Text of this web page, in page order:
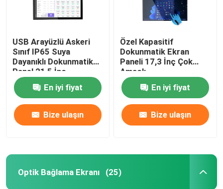
USB Arayüzlü Askeri
Sınıf IP65 Suya
Dayanıklı Dokunmatik
Panel 21,5 İnç
En iyi fiyat
Bize ulaşın
Özel Kapasitif
Dokunmatik Ekran
Paneli 17,3 İnç Çok
Amaçlı
En iyi fiyat
Bize ulaşın
Optik Bağlama Ekranı (25)